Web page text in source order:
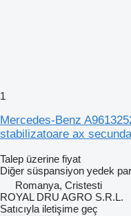
1
Mercedes-Benz
stabilizatoare ax
Talep üzerine fiyat
Diğer süspansiyon yedek
Romanya, Cristesti
ROYAL DRU AGRO S.R.L.
Satıcıyla iletişime geç